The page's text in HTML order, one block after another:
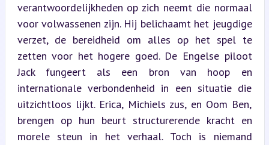
verantwoordelijkheden op zich neemt die normaal
voor volwassenen zijn. Hij belichaamt het jeugdige
verzet, de bereidheid om alles op het spel te
zetten voor het hogere goed. De Engelse piloot
Jack fungeert als een bron van hoop en
internationale verbondenheid in een situatie die
uitzichtloos lijkt. Erica, Michiels zus, en Oom Ben,
brengen op hun beurt structurerende kracht en
morele steun in het verhaal. Toch is niemand